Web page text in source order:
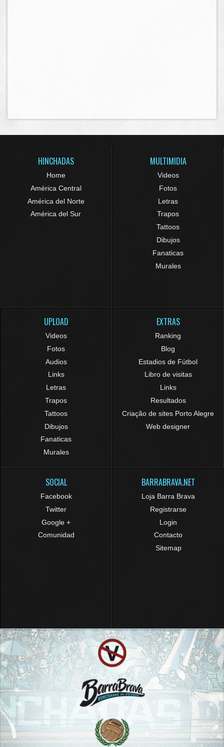
HINCHADAS
Home
América Central
América del Norte
América del Sur
MULTIMIDIA
Videos
Fotos
Letras
Trapos
Tattoos
Dibujos
Fanaticas
Murales
UPLOAD
Videos
Fotos
Audios
Links
Letras
Trapos
Tattoos
Dibujos
Fanaticas
Murales
EXTRAS
Ranking
Blog
Estadios de Fútbol
Libro de visitas
Links
Resultados
Criação de sites Porto Alegre
Web designer
SOCIAL
Facebook
Twitter
Google +
Comunidad
BARRABRAVA.NET
Loja Barra Brava
Registrarse
Login
Contacto
Sitemap